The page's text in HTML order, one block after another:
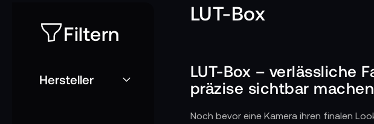
LUT-Box
LUT-Box – verlässliche
präzise sichtbar
Noch bevor eine Kamera ihren finalen
Filtern
Hersteller